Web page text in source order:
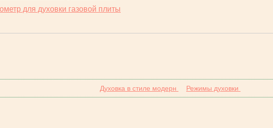
для духовки газовой плиты
Духовка в стиле модерн Режимы духовки